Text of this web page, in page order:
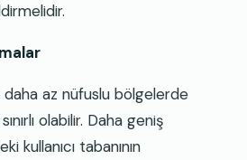
daha az nüfuslu bölgelerde
olabilir. Daha geniş
kullanıcı tabanının